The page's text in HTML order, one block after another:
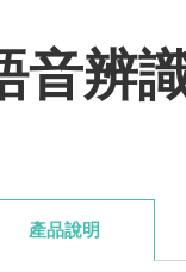
音辨
產品說明